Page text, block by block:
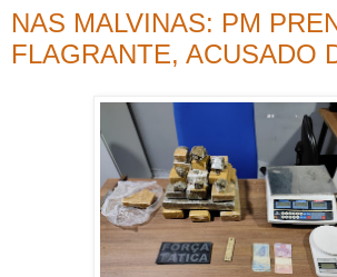
NAS MALVINAS: PM
FLAGRANTE, ACUSADO